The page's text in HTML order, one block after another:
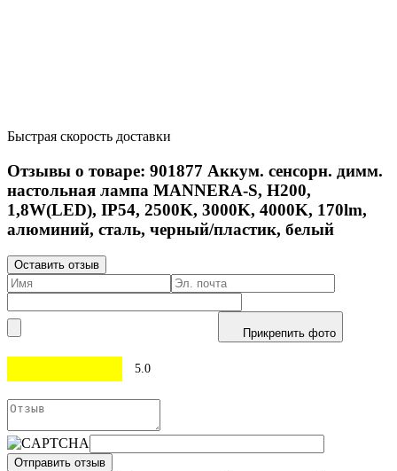
Быстрая скорость доставки
Отзывы о товаре: 901877 Аккум. сенсорн. димм.
настольная лампа MANNERA-S, H200,
1,8W(LED), IP54, 2500K, 3000K, 4000K, 170lm,
алюминий, сталь, черный/пластик, белый
Оставить отзыв
Прикрепить фото
5.0
Отправить отзыв